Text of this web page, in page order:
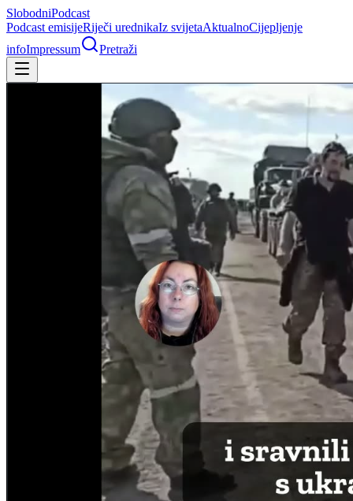
SlobodniPodcast
Podcast emisijeRiječi urednikaIz svijetaAktualnoCijepljenje
infoImpressum Pretraži